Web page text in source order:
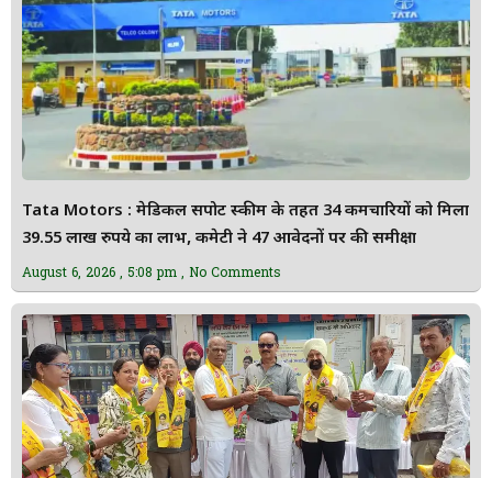
Tata Motors : मेडिकल सपोर्ट स्कीम के तहत 34 कर्मचारियों को मिला
39.55 लाख रुपये का लाभ, कमेटी ने 47 आवेदनों पर की समीक्षा
August 6, 2026 5:08 pm No Comments